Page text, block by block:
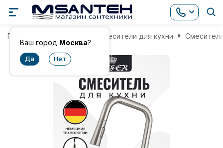
Ваш город Москва?
Главная Смесители для кухни